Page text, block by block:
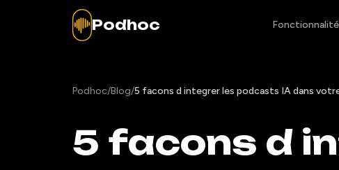
Podhoc
Podhoc/Blog/5 facons d integrer les podcasts IA dans
5 facons d